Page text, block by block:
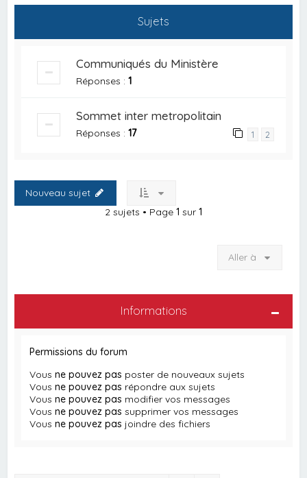
Sujets
Communiqués du Ministère
Réponses :1
Sommet inter metropolitain
Réponses :17 1 2
Nouveau sujet
2 sujets • Page 1 sur 1
Aller à
Informations
Permissions du forum
Vousne pouvez pas poster de nouveaux sujets
Vousne pouvez pas répondre aux sujets
Vousne pouvez pas modifier vos messages
Vousne pouvez pas supprimer vos messages
Vousne pouvez pas joindre des fichiers